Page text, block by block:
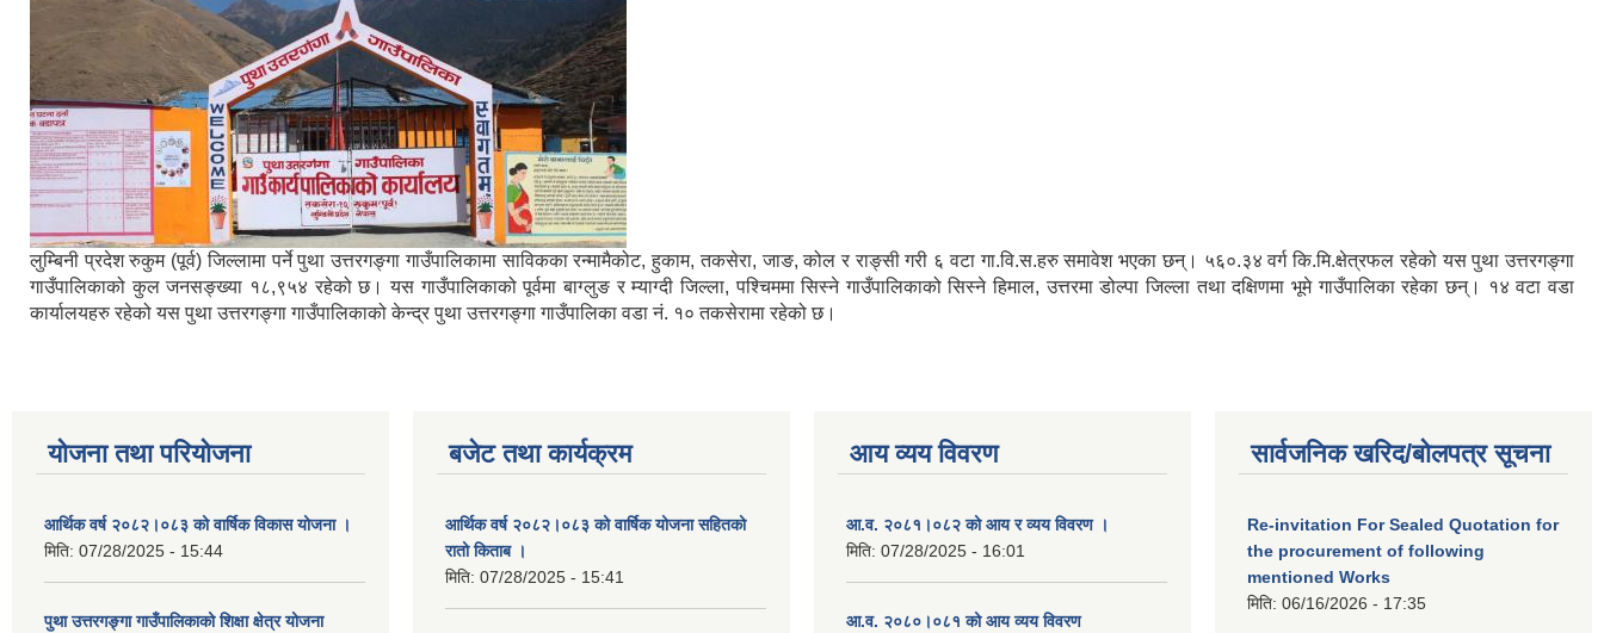
लुम्बिनी प्रदेश रुकुम (पूर्व) जिल्लामा पर्ने पुथा उत्तरगङ्गा गाउँपालिकामा साविकका रन्मामैकोट, हुकाम, तकसेरा, जाङ, कोल र राङ्सी गरी ६ वटा गा.वि.स.हरु समावेश भएका छन्। ५६०.३४ वर्ग कि.मि.क्षेत्रफल रहेको यस पुथा उत्तरगङ्गा
गाउँपालिकाको कुल जनसङ्ख्या १८,९५४ रहेको छ। यस गाउँपालिकाको पूर्वमा बाग्लुङ र म्याग्दी जिल्ला, पश्चिममा सिस्ने गाउँपालिकाको सिस्ने हिमाल, उत्तरमा डोल्पा जिल्ला तथा दक्षिणमा भूमे गाउँपालिका रहेका छन्। १४ वटा वडा
कार्यालयहरु रहेको यस पुथा उत्तरगङ्गा गाउँपालिकाको केन्द्र पुथा उत्तरगङ्गा गाउँपालिका वडा नं. १० तकसेरामा रहेको छ।
योजना तथा परियोजना
आर्थिक वर्ष २०८२।०८३ को वार्षिक विकास योजना ।
मिति: 07/28/2025 - 15:44
पुथा उत्तरगङ्गा गाउँपालिकाको शिक्षा क्षेत्र योजना
बजेट तथा कार्यक्रम
आर्थिक वर्ष २०८२।०८३ को वार्षिक योजना सहितको
रातो किताब ।
मिति: 07/28/2025 - 15:41
आय व्यय विवरण
आ.व. २०८१।०८२ को आय र व्यय विवरण ।
मिति: 07/28/2025 - 16:01
आ.व. २०८०।०८१ को आय व्यय विवरण
सार्वजनिक खरिद/बोलपत्र सूचना
Re-invitation For Sealed Quotation for
the procurement of following
mentioned Works
मिति: 06/16/2026 - 17:35